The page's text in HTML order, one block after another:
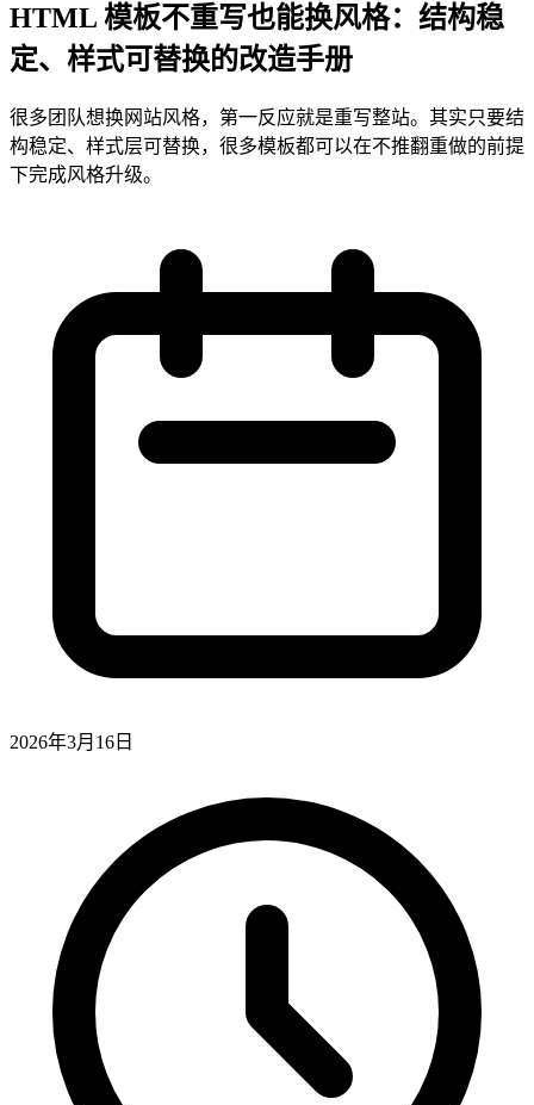
HTML 模板不重写也能换风格：结构稳
定、样式可替换的改造手册
很多团队想换网站风格，第一反应就是重写整站。其实只要结
构稳定、样式层可替换，很多模板都可以在不推翻重做的前提
下完成风格升级。
2026年3月16日